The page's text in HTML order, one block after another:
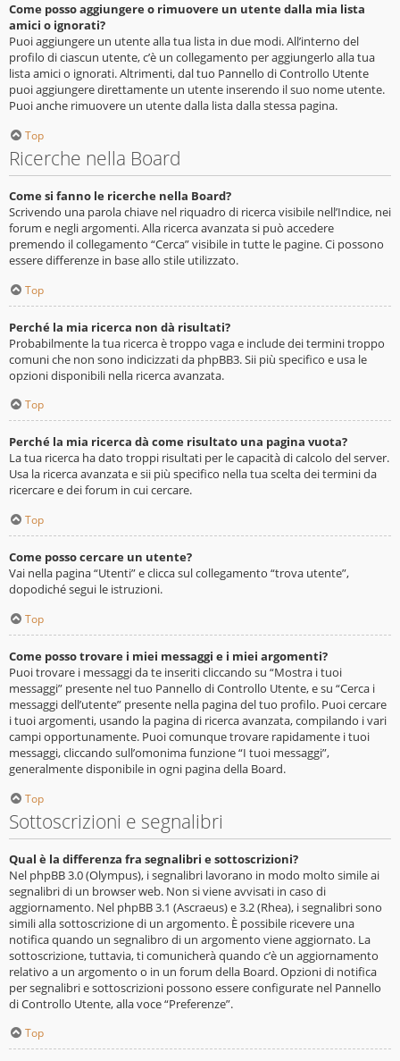
Come posso aggiungere o rimuovere un utente dalla mia lista
amici o ignorati?
Puoi aggiungere un utente alla tua lista in due modi. All’interno del
profilo di ciascun utente, c’è un collegamento per aggiungerlo alla tua
lista amici o ignorati. Altrimenti, dal tuo Pannello di Controllo Utente
puoi aggiungere direttamente un utente inserendo il suo nome utente.
Puoi anche rimuovere un utente dalla lista dalla stessa pagina.
Top
Ricerche nella Board
Come si fanno le ricerche nella Board?
Scrivendo una parola chiave nel riquadro di ricerca visibile nell’Indice, nei
forum e negli argomenti. Alla ricerca avanzata si può accedere
premendo il collegamento “Cerca” visibile in tutte le pagine. Ci possono
essere differenze in base allo stile utilizzato.
Top
Perché la mia ricerca non dà risultati?
Probabilmente la tua ricerca è troppo vaga e include dei termini troppo
comuni che non sono indicizzati da phpBB3. Sii più specifico e usa le
opzioni disponibili nella ricerca avanzata.
Top
Perché la mia ricerca dà come risultato una pagina vuota?
La tua ricerca ha dato troppi risultati per le capacità di calcolo del server.
Usa la ricerca avanzata e sii più specifico nella tua scelta dei termini da
ricercare e dei forum in cui cercare.
Top
Come posso cercare un utente?
Vai nella pagina “Utenti” e clicca sul collegamento “trova utente”,
dopodiché segui le istruzioni.
Top
Come posso trovare i miei messaggi e i miei argomenti?
Puoi trovare i messaggi da te inseriti cliccando su “Mostra i tuoi
messaggi” presente nel tuo Pannello di Controllo Utente, e su “Cerca i
messaggi dell’utente” presente nella pagina del tuo profilo. Puoi cercare
i tuoi argomenti, usando la pagina di ricerca avanzata, compilando i vari
campi opportunamente. Puoi comunque trovare rapidamente i tuoi
messaggi, cliccando sull’omonima funzione “I tuoi messaggi”,
generalmente disponibile in ogni pagina della Board.
Top
Sottoscrizioni e segnalibri
Qual è la differenza fra segnalibri e sottoscrizioni?
Nel phpBB 3.0 (Olympus), i segnalibri lavorano in modo molto simile ai
segnalibri di un browser web. Non si viene avvisati in caso di
aggiornamento. Nel phpBB 3.1 (Ascraeus) e 3.2 (Rhea), i segnalibri sono
simili alla sottoscrizione di un argomento. È possibile ricevere una
notifica quando un segnalibro di un argomento viene aggiornato. La
sottoscrizione, tuttavia, ti comunicherà quando c’è un aggiornamento
relativo a un argomento o in un forum della Board. Opzioni di notifica
per segnalibri e sottoscrizioni possono essere configurate nel Pannello
di Controllo Utente, alla voce “Preferenze”.
Top